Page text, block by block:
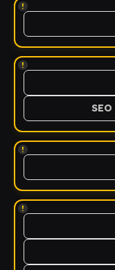
!
!
!
!